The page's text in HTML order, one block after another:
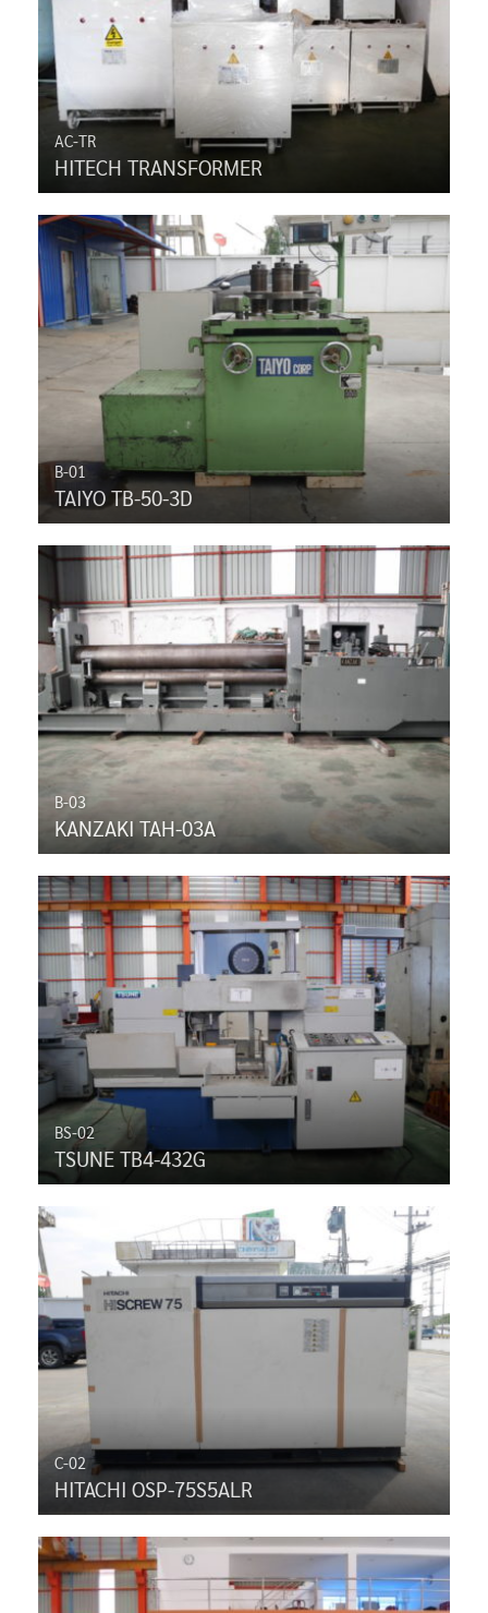
AC-TR
HITECH TRANSFORMER
B-01
TAIYO TB-50-3D
B-03
KANZAKI TAH-03A
BS-02
TSUNE TB4-432G
C-02
HITACHI OSP-75S5ALR